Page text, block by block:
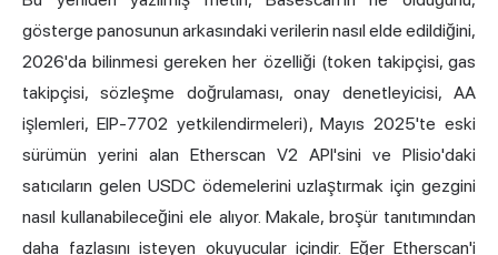
gösterge panosunun arkasındaki verilerin nasıl elde edildiğini,
2026'da bilinmesi gereken her özelliği (token takipçisi, gas
takipçisi, sözleşme doğrulaması, onay denetleyicisi, AA
işlemleri, EIP-7702 yetkilendirmeleri), Mayıs 2025'te eski
sürümün yerini alan Etherscan V2 API'sini ve Plisio'daki
satıcıların gelen USDC ödemelerini uzlaştırmak için gezgini
nasıl kullanabileceğini ele alıyor. Makale, broşür tanıtımından
daha fazlasını isteyen okuyucular içindir. Eğer Etherscan'i